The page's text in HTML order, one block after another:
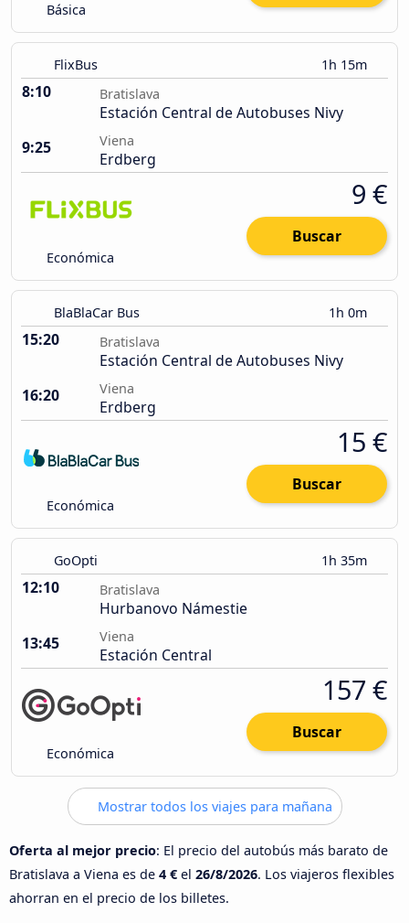
Básica
FlixBus 1h 15m
8:10 Bratislava
Estación Central de Autobuses Nivy
9:25
Viena
Erdberg
Económica
9 €
Buscar
BlaBlaCar Bus 1h 0m
15:20 Bratislava
Estación Central de Autobuses Nivy
16:20
Viena
Erdberg
Económica
15 €
Buscar
GoOpti 1h 35m
12:10 Bratislava
Hurbanovo Námestie
13:45
Viena
Estación Central
Económica
157 €
Buscar
Mostrar todos los viajes para mañana
Oferta al mejor precio: El precio del autobús más barato de
Bratislava a Viena es de 4 € el 26/8/2026. Los viajeros flexibles
ahorran en el precio de los billetes.